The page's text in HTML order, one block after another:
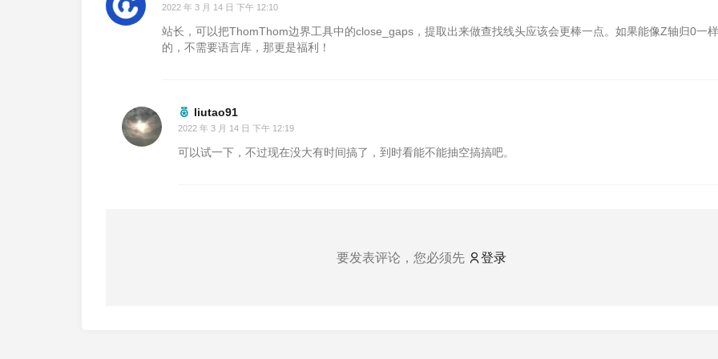
2022 年 3 月 14 日 下午 12:10
站长，可以把ThomThom边界工具中的close_gaps，提取出来做查找线头应该会更棒一点。如果能像Z轴归0一样
的，不需要语言库，那更是福利！
liutao91
2022 年 3 月 14 日 下午 12:19
可以试一下，不过现在没大有时间搞了，到时看能不能抽空搞搞吧。
要发表评论，您必须先 登录